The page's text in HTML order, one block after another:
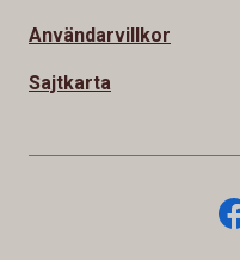
Användarvillkor
Sajtkarta